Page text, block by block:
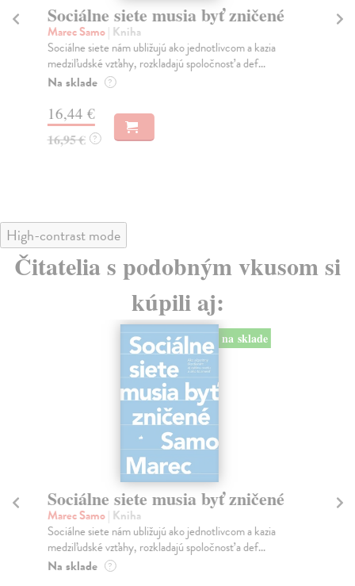
Sociálne siete musia byť zničené
Marec Samo| Kniha
Sociálne siete nám ubližujú ako jednotlivcom a kazia
medziľudské vzťahy, rozkladajú spoločnosť a def...
Na sklade ?
16,44 €
16,95 € ?
High-contrast mode
Čitatelia s podobným vkusom si
kúpili aj:
na sklade
Sociálne siete musia byť zničené
Marec Samo| Kniha
Sociálne siete nám ubližujú ako jednotlivcom a kazia
medziľudské vzťahy, rozkladajú spoločnosť a def...
Na sklade ?